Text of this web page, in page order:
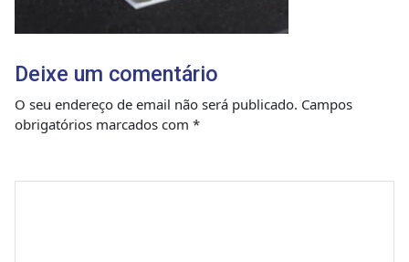
Deixe um comentário
O seu endereço de email não será publicado. Campos
obrigatórios marcados com *